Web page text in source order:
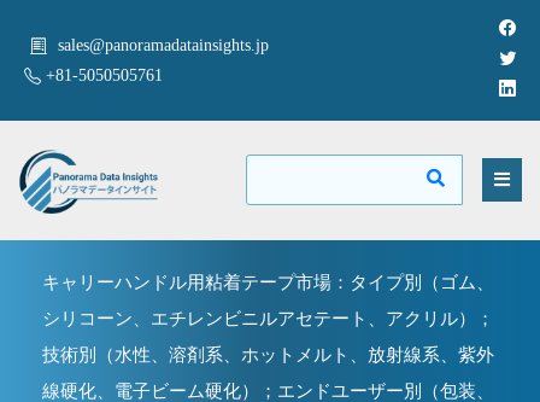
sales@panoramadatainsights.jp
+81-5050505761
キャリーハンドル用粘着テープ市場：タイプ別（ゴム、
シリコーン、エチレンビニルアセテート、アクリル）；
技術別（水性、溶剤系、ホットメルト、放射線系、紫外
線硬化、電子ビーム硬化）；エンドユーザー別（包装、